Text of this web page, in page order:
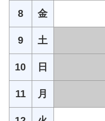
8 金
9 土
10 日
11 月